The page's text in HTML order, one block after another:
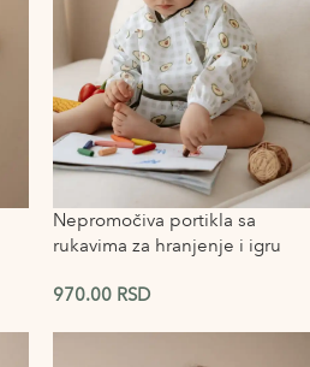
Nepromočiva portikla sa
rukavima za hranjenje i igru
970.00 RSD